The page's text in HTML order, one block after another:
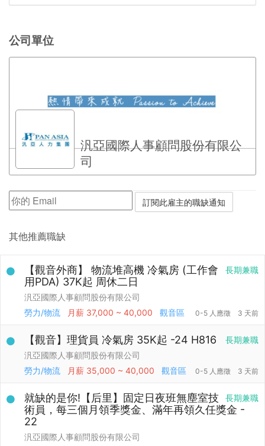
公司單位
汎亞國際人事顧問股份有限公
司
其他推薦職缺
長期兼職
【觀音外商】 物流堆高機 冷氣房 (工作會
用PDA) 37K起 周休二日
汎亞國際人事顧問股份有限公司
勞力/物流
月薪 37,000 ~ 40,000 觀音區 0-5 人應徵 3 天前
長期兼職
【觀音】理貨員 冷氣房 35K起 -24 H816
汎亞國際人事顧問股份有限公司
勞力/物流
月薪 35,000 ~ 40,000 觀音區 0-5 人應徵 3 天前
長期兼職
就缺的是你!【后里】固定日夜班無塵室技
術員，每三個月領季獎金、滿年再領久任獎金 -
22
汎亞國際人事顧問股份有限公司